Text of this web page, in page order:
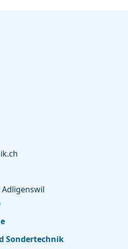
Adligenswil
Sondertechnik